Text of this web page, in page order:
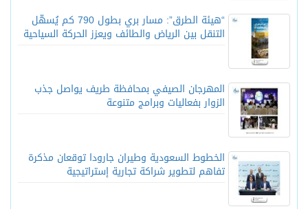
“هيئة الطرق”: مسار بري بطول 790 كم يُسهّل
التنقل بين الرياض والطائف ويعزز الحركة السياحية
المهرجان الصيفي بمحافظة طريف يواصل جذب
الزوار بفعاليات وبرامج متنوعة
الخطوط السعودية وطيران جارودا توقعان مذكرة
تفاهم لتطوير شراكة تجارية إستراتيجية